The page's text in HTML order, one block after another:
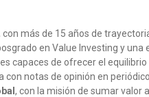
más de 15 años de
en Value Investing y una
capaces de ofrecer el
notas de opinión en
, con la misión de sumar valor